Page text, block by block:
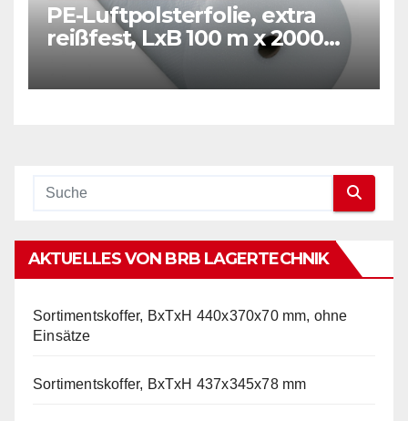
PE-Luftpolsterfolie, extra
reißfest, LxB 100 m x 2000
mm, Stärke 50 mµ, 2-Schicht-
Folie, transparent
AKTUELLES VON BRB LAGERTECHNIK
Sortimentskoffer, BxTxH 440x370x70 mm, ohne
Einsätze
Sortimentskoffer, BxTxH 437x345x78 mm